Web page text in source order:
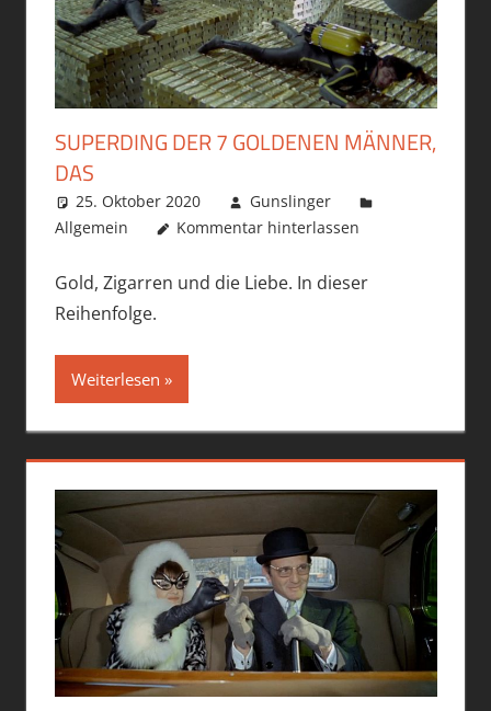
SUPERDING DER 7 GOLDENEN MÄNNER,
DAS
25. Oktober 2020
Gunslinger
Allgemein
Kommentar hinterlassen
Gold, Zigarren und die Liebe. In dieser
Reihenfolge.
Weiterlesen